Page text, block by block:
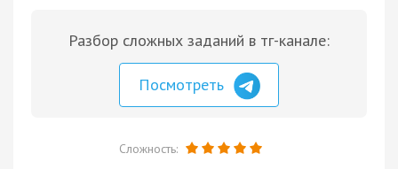
Разбор сложных заданий в тг-канале:
Посмотреть
Сложность: